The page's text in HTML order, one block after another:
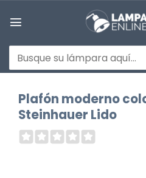
Buscar
por:
Plafón moderno
Steinhauer Lido